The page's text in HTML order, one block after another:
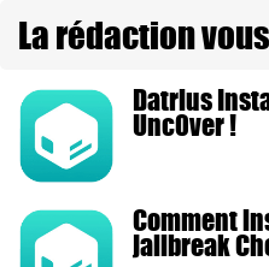
La rédaction
Datrius
Unc0ver !
Comment
jailbreak